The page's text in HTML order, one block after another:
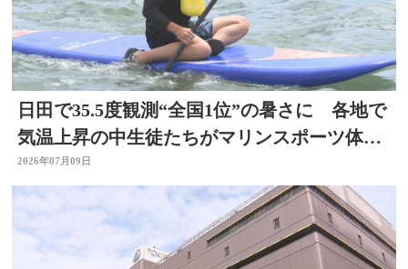
日田で35.5度観測“全国1位”の暑さに 各地で
気温上昇の中生徒たちがマリンスポーツ体
験 大分
2026年07月09日